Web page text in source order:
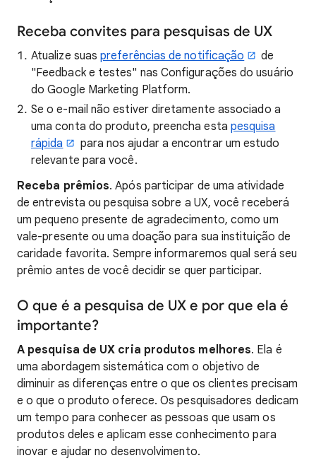
Receba convites para pesquisas de UX
Atualize suaspreferências de notificação
de
"Feedback e testes" nas Configurações do usuário
do Google Marketing Platform.
Se o e-mail não estiver diretamente associado a
uma conta do produto, preencha esta pesquisa
rápida
para nos ajudar a encontrar um estudo
relevante para você.
Receba prêmios. Após participar de uma atividade
de entrevista ou pesquisa sobre a UX, você receberá
um pequeno presente de agradecimento, como um
vale-presente ou uma doação para sua instituição de
caridade favorita. Sempre informaremos qual será seu
prêmio antes de você decidir se quer participar.
O que é a pesquisa de UX e por que ela é
importante?
A pesquisa de UX cria produtos melhores. Ela é
uma abordagem sistemática com o objetivo de
diminuir as diferenças entre o que os clientes precisam
e o que o produto oferece. Os pesquisadores dedicam
um tempo para conhecer as pessoas que usam os
produtos deles e aplicam esse conhecimento para
inovar e ajudar no desenvolvimento.